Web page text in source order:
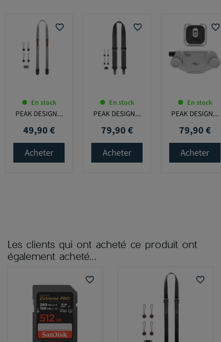
favorite_border
En stock
PEAK DESIGN...
Prix
49,90 €
Acheter
favorite_border
En stock
PEAK DESIGN...
Prix
79,90 €
Acheter
favorite_border
En stock
PEAK DESIGN...
Prix
79,90 €
Acheter
Les clients qui ont acheté ce produit ont
également acheté...
favorite_border favorite_border